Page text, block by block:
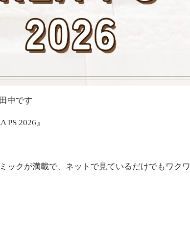
お問
中です
2026』
ックが満載で、ネットで見ているだけでもワクワ